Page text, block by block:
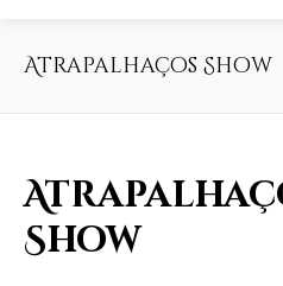
Atrapalhaços Show
Show